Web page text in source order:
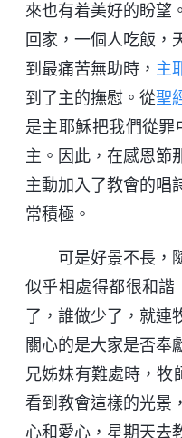
來也有着美好的盼望
回家，一個人吃飯，
到最痛苦無助時， 主
到了主的撫慰。從聖
是主耶穌把我們從
主。因此，在感恩節
主動加入了教會的唱
常積極。
可是好景不長，
似乎相處得都很和諧
了，誰做少了，就連
關心的是大家是否奉
兄姊妹有難處時，
看到教會這樣的光景
心和愛心，星期天去